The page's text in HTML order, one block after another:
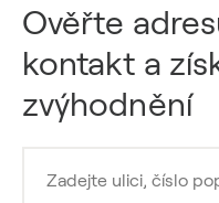
Ověřte
kontakt a
zvýhodnění